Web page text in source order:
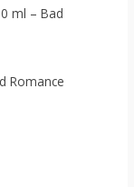
ml – Bad
Romance